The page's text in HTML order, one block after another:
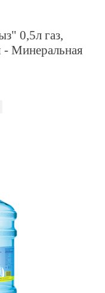
0,5л газ,
- Минеральная